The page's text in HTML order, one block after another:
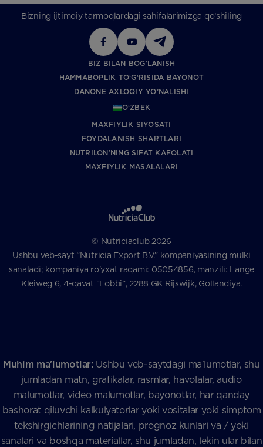
Bizning ijtimoiy tarmoqlardagi sahifalarimizga qo‘shiling
BIZ BILAN BOG’LANISH
HAMMABOPLIK TO‘G‘RISIDA BAYONOT
DANONE AXLOQIY YO’NALISHI
O‘ZBEK
MAXFIYLIK SIYOSATI
FOYDALANISH SHARTLARI
NUTRILONʼNING SIFAT KAFOLATI
MAXFIYLIK MASALALARI
© Nutriciaclub 2026
Ushbu veb-sayt “Nutricia Export B.V.” kompaniyasining mulki
sanaladi; kompaniya ro‘yxat raqami: 05054856, manzili: Lange
Kleiweg 6, 4-qavat “Lobbi”, 2288 GK Rijswijk, Gollandiya.
Muhim ma'lumotlar:Ushbu veb-saytdagi ma'lumotlar, shu
jumladan matn, grafikalar, rasmlar, havolalar, audio
malumotlar, video malumotlar, bayonotlar, har qanday
bashorat qiluvchi kalkulyatorlar yoki vositalar yoki simptom
tekshirgichlarining natijalari, prognoz kunlari va / yoki
sanalari va boshqa materiallar, shu jumladan, lekin ular bilan